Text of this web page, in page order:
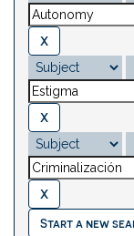
Start a new